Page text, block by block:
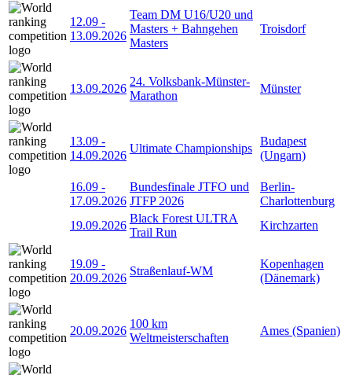
12.09 -
13.09.2026
Team DM U16/U20 und
Masters + Bahngehen
Masters
Troisdorf
13.09.2026
24. Volksbank-Münster-
Marathon
Münster
13.09 -
14.09.2026
Ultimate Championships
Budapest
(Ungarn)
16.09 -
17.09.2026
Bundesfinale JTFO und
JTFP 2026
Berlin-
Charlottenburg
19.09.2026
Black Forest ULTRA
Trail Run
Kirchzarten
19.09 -
20.09.2026
Straßenlauf-WM
Kopenhagen
(Dänemark)
20.09.2026
100 km
Weltmeisterschaften
Ames (Spanien)